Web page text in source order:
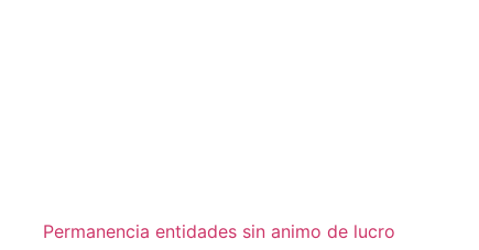
Permanencia entidades sin animo de lucro